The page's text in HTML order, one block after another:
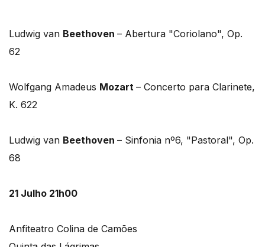
Ludwig van Beethoven – Abertura "Coriolano", Op.
62
Wolfgang Amadeus Mozart – Concerto para Clarinete,
K. 622
Ludwig van Beethoven – Sinfonia nº6, "Pastoral", Op.
68
21 Julho 21h00
Anfiteatro Colina de Camões